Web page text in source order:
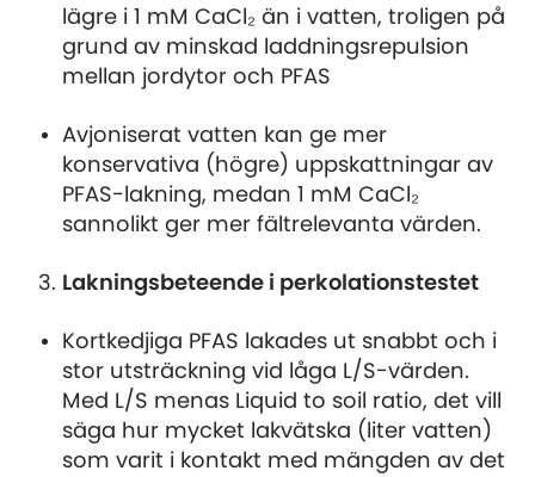
lägre i 1 mM CaCl₂ än i vatten, troligen på
grund av minskad laddningsrepulsion
mellan jordytor och PFAS
Avjoniserat vatten kan ge mer
konservativa (högre) uppskattningar av
PFAS-lakning, medan 1 mM CaCl₂
sannolikt ger mer fältrelevanta värden.
Lakningsbeteende i perkolationstestet
Kortkedjiga PFAS lakades ut snabbt och i
stor utsträckning vid låga L/S-värden.
Med L/S menas Liquid to soil ratio, det vill
säga hur mycket lakvätska (liter vatten)
som varit i kontakt med mängden av det